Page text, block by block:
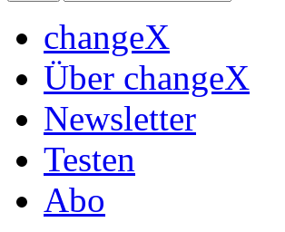
changeX
Über changeX
Newsletter
Testen
Abo